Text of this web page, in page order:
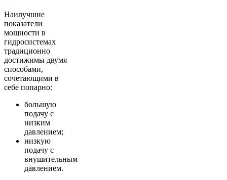
Наилучшие
показатели
мощности в
гидросистемах
традиционно
достижимы двумя
способами,
сочетающими в
себе попарно:
большую
подачу с
низким
давлением;
низкую
подачу с
внушительным
давлением.